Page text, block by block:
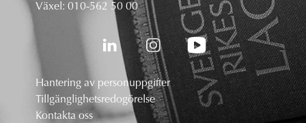
Växel: 010-562 50 00
Hantering av personuppgifter
Tillgänglighetsredogörelse
Kontakta oss